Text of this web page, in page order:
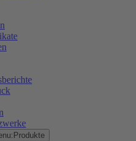
Produkte